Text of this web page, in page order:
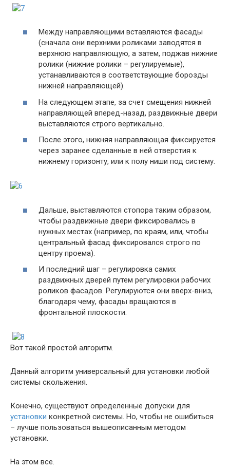
Между направляющими вставляются фасады
(сначала они верхними роликами заводятся в
верхнюю направляющую, а затем, поджав нижние
ролики (нижние ролики – регулируемые),
устанавливаются в соответствующие борозды
нижней направляющей).
На следующем этапе, за счет смещения нижней
направляющей вперед-назад, раздвижные двери
выставляются строго вертикально.
После этого, нижняя направляющая фиксируется
через заранее сделанные в ней отверстия к
нижнему горизонту, или к полу ниши под систему.
Дальше, выставляются стопора таким образом,
чтобы раздвижные двери фиксировались в
нужных местах (например, по краям, или, чтобы
центральный фасад фиксировался строго по
центру проема).
И последний шаг – регулировка самих
раздвижных дверей путем регулировки рабочих
роликов фасадов. Регулируются они вверх-вниз,
благодаря чему, фасады вращаются в
фронтальной плоскости.
Вот такой простой алгоритм.
Данный алгоритм универсальный для установки любой
системы скольжения.
Конечно, существуют определенные допуски для
установки конкретной системы. Но, чтобы не ошибиться
– лучше пользоваться вышеописанным методом
установки.
На этом все.